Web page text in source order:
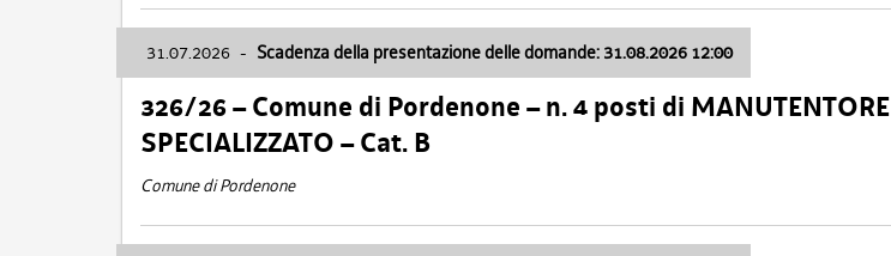
31.07.2026 - Scadenza della presentazione delle domande: 31.08.2026 12:00
326/26 – Comune di Pordenone – n. 4 posti di MANUTENTORE
SPECIALIZZATO – Cat. B
Comune di Pordenone